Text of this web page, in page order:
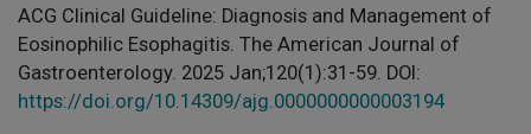
ACG Clinical Guideline: Diagnosis and Management of
Eosinophilic Esophagitis. The American Journal of
Gastroenterology. 2025 Jan;120(1):31-59. DOI:
https://doi.org/10.14309/ajg.0000000000003194